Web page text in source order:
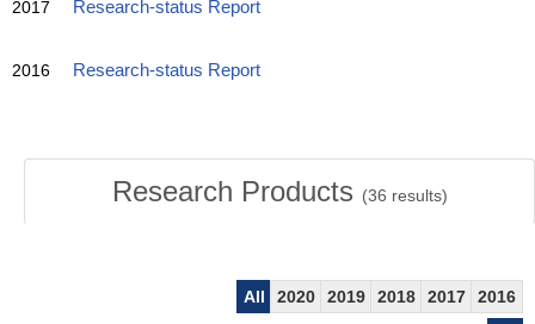
2017 Research-status Report
2016 Research-status Report
Research Products (36 results)
All 2020 2019 2018 2017
2016